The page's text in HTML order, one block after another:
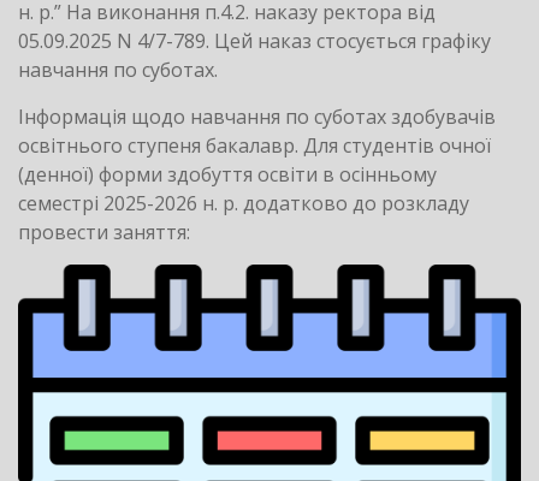
н. р.” На виконання п.4.2. наказу ректора від
05.09.2025 N 4/7-789. Цей наказ стосується графіку
навчання по суботах.
Інформація щодо навчання по суботах здобувачів
освітнього ступеня бакалавр. Для студентів очної
(денної) форми здобуття освіти в осінньому
семестрі 2025-2026 н. р. додатково до розкладу
провести заняття: